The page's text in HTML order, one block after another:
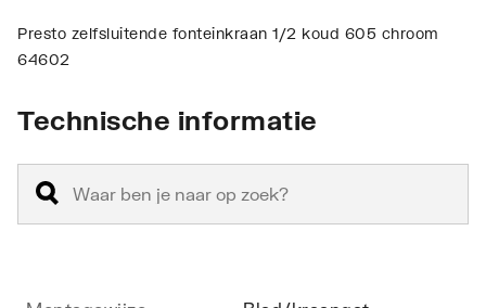
Presto zelfsluitende fonteinkraan 1/2 koud 605 chroom
64602
Technische informatie